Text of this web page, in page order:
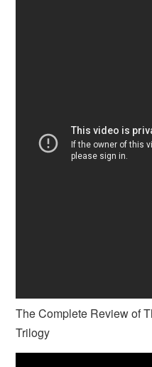
The Complete Review of
Trilogy